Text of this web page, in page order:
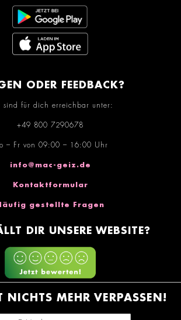
ODER FEEDBACK?
sind für dich erreichbar unter:
+49 800 7290678
– Fr von 09:00 – 16:00 Uhr
info@mac-geiz.de
Kontaktformular
gestellte Fragen
DIR UNSERE WEBSITE?
NICHTS MEHR VERPASSEN!